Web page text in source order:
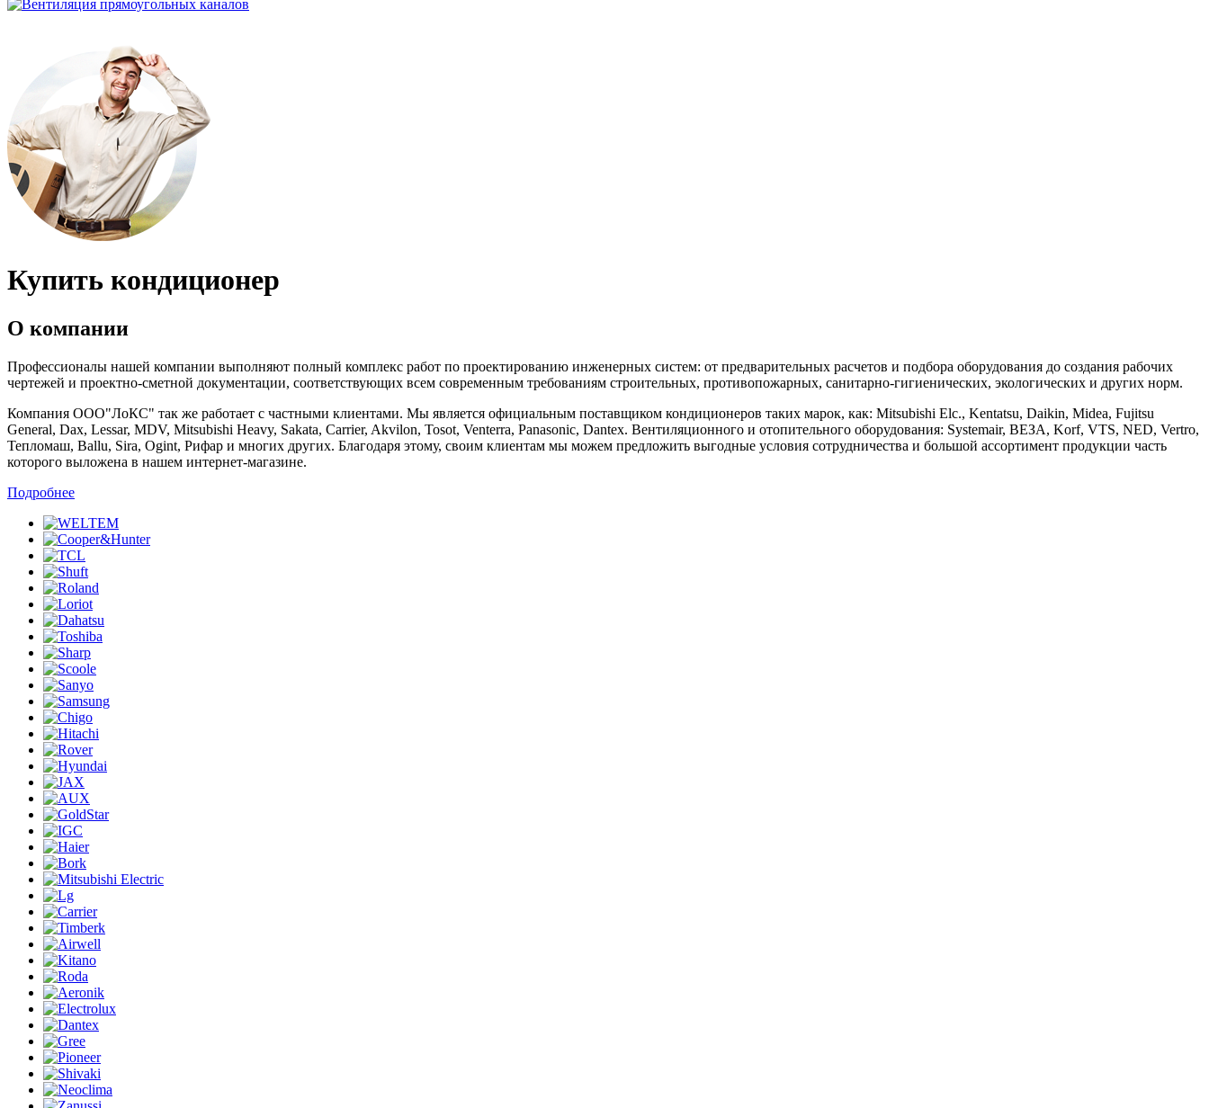
Купить кондиционер
О компании
Профессионалы нашей компании выполняют полный комплекс работ по проектированию инженерных систем: от предварительных расчетов и подбора оборудования до создания рабочих
чертежей и проектно-сметной документации, соответствующих всем современным требованиям строительных, противопожарных, санитарно-гигиенических, экологических и других норм.
Компания ООО"ЛоКС" так же работает с частными клиентами. Мы является официальным поставщиком кондиционеров таких марок, как: Mitsubishi Elc., Kentatsu, Daikin, Midea, Fujitsu
General, Dax, Lessar, MDV, Mitsubishi Heavy, Sakata, Carrier, Akvilon, Tosot, Venterra, Panasonic, Dantex. Вентиляционного и отопительного оборудования: Systemair, ВЕЗА, Korf, VTS, NED, Vertro,
Тепломаш, Ballu, Sira, Ogint, Рифар и многих других. Благодаря этому, своим клиентам мы можем предложить выгодные условия сотрудничества и большой ассортимент продукции часть
которого выложена в нашем интернет-магазине.
Подробнее